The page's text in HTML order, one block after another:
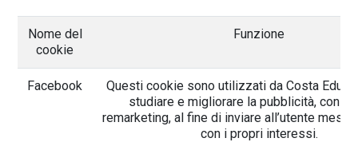
Nome del
cookie
Funzione
Facebook
Questi cookie sono utilizzati da Costa
studiare e migliorare la pubblicità, con
remarketing, al fine di inviare all’utente
con i propri interessi.